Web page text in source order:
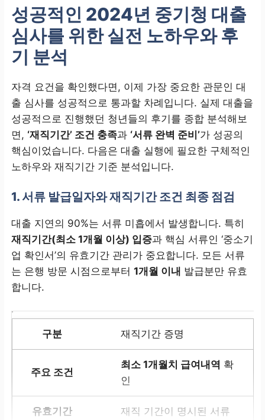
성공적인 2024년 중기청 대출
심사를 위한 실전 노하우와 후
기 분석
자격 요건을 확인했다면, 이제 가장 중요한 관문인 대
출 심사를 성공적으로 통과할 차례입니다. 실제 대출을
성공적으로 진행했던 청년들의 후기를 종합 분석해보
면, ‘재직기간’ 조건 충족과 ‘서류 완벽 준비’가 성공의
핵심이었습니다. 다음은 대출 실행에 필요한 구체적인
노하우와 재직기간 기준 분석입니다.
1. 서류 발급일자와 재직기간 조건 최종 점검
대출 지연의 90%는 서류 미흡에서 발생합니다. 특히
재직기간(최소 1개월 이상) 입증과 핵심 서류인 ‘중소기
업 확인서’의 유효기간 관리가 중요합니다. 모든 서류
는 은행 방문 시점으로부터 1개월 이내 발급분만 유효
합니다.
재직기간 증명
최소 1개월치 급여내역 확
인
재직 기간이 명시된 서류